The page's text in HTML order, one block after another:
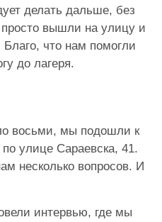
делать дальше, без
вышли на улицу и
что нам помогли
до лагеря.
восьми, мы подошли к
улице Сараевска, 41.
несколько вопросов. И
интервью, где мы